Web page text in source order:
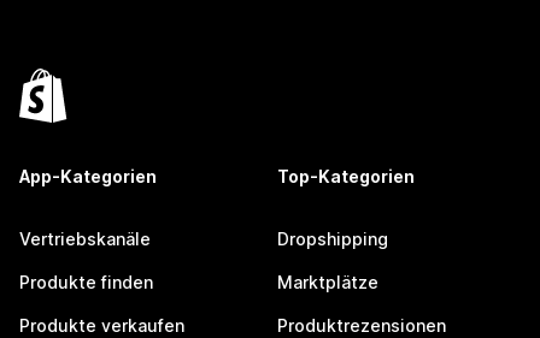
App-Kategorien
Vertriebskanäle
Produkte finden
Produkte verkaufen
Top-Kategorien
Dropshipping
Marktplätze
Produktrezensionen